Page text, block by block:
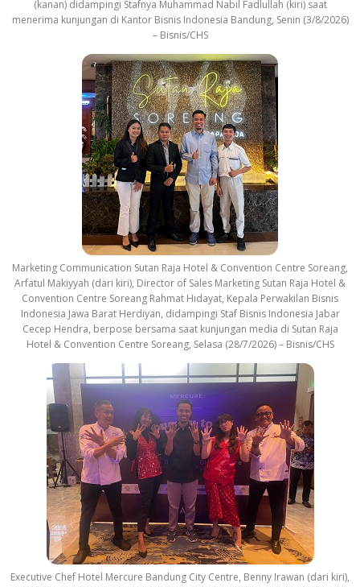
(kanan) didampingi Stafnya Muhammad Nabil Fadlullah (kiri) saat
menerima kunjungan di Kantor Bisnis Indonesia Bandung, Senin (3/8/2026)
– Bisnis/CHS
Marketing Communication Sutan Raja Hotel & Convention Centre Soreang,
Arfatul Makiyyah (dari kiri), Director of Sales Marketing Sutan Raja Hotel &
Convention Centre Soreang Rahmat Hidayat, Kepala Perwakilan Bisnis
Indonesia Jawa Barat Herdiyan, didampingi Staf Bisnis Indonesia Jabar
Cecep Hendra, berpose bersama saat kunjungan media di Sutan Raja
Hotel & Convention Centre Soreang, Selasa (28/7/2026) – Bisnis/CHS
Executive Chef Hotel Mercure Bandung City Centre, Benny Irawan (dari kiri),